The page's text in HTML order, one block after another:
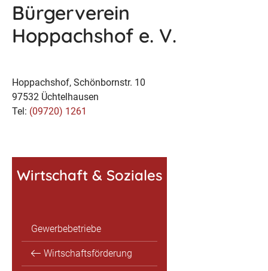
Bürgerverein
Hoppachshof e. V.
Hoppachshof, Schönbornstr. 10
97532 Üchtelhausen
Tel: (09720) 1261
Wirtschaft & Soziales
Gewerbebetriebe
Wirtschaftsförderung